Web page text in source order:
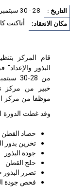
: 28 - 30 سبتمبر 2011
الانعقاد: أتاكنت
قام المركز
البذور والإعداد"
موظفا من مركز
وقد غطت الدورة
حصاد القطن
تخزين بذور
جودة البذور
حلج القطن
تضرر البذور
فحص جودة